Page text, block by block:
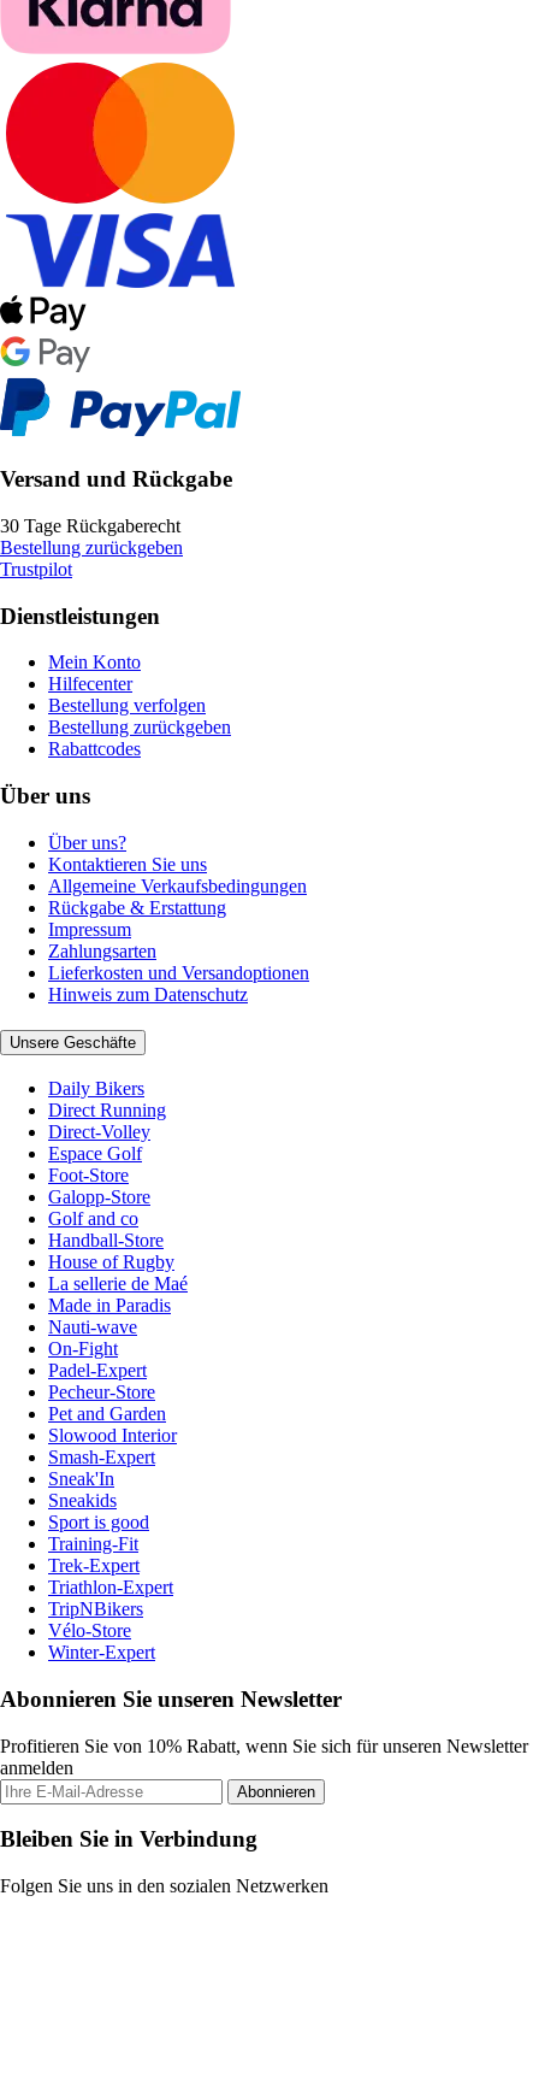
Versand und Rückgabe
30 Tage Rückgaberecht
Bestellung zurückgeben
Trustpilot
Dienstleistungen
Mein Konto
Hilfecenter
Bestellung verfolgen
Bestellung zurückgeben
Rabattcodes
Über uns
Über uns?
Kontaktieren Sie uns
Allgemeine Verkaufsbedingungen
Rückgabe & Erstattung
Impressum
Zahlungsarten
Lieferkosten und Versandoptionen
Hinweis zum Datenschutz
Unsere Geschäfte
Daily Bikers
Direct Running
Direct-Volley
Espace Golf
Foot-Store
Galopp-Store
Golf and co
Handball-Store
House of Rugby
La sellerie de Maé
Made in Paradis
Nauti-wave
On-Fight
Padel-Expert
Pecheur-Store
Pet and Garden
Slowood Interior
Smash-Expert
Sneak'In
Sneakids
Sport is good
Training-Fit
Trek-Expert
Triathlon-Expert
TripNBikers
Vélo-Store
Winter-Expert
Abonnieren Sie unseren Newsletter
Profitieren Sie von 10% Rabatt, wenn Sie sich für unseren Newsletter
anmelden
Abonnieren
Bleiben Sie in Verbindung
Folgen Sie uns in den sozialen Netzwerken